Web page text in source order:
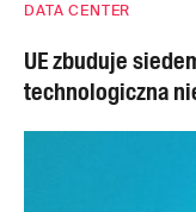
DATA CENTER
UE zbuduje
technologiczna